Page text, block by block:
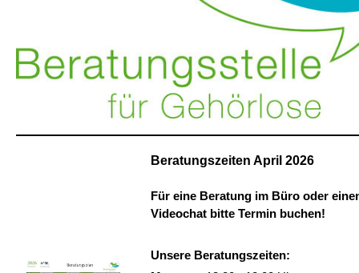
Beratungszeiten April 2026
Für eine Beratung im Büro oder
Videochat bitte Termin buchen!
Unsere Beratungszeiten: